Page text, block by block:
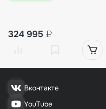
324 995 ₽
Вконтакте
YouTube